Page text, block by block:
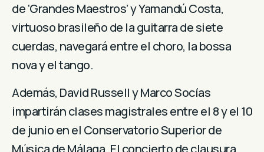
de ‘Grandes Maestros’ y Yamandú Costa,
virtuoso brasileño de la guitarra de siete
cuerdas, navegará entre el choro, la bossa
nova y el tango.
Además, David Russell y Marco Socías
impartirán clases magistrales entre el 8 y el 10
de junio en el Conservatorio Superior de
Música de Málaga. El concierto de clausura